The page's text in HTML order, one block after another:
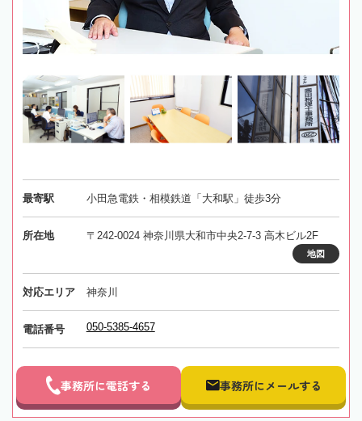
最寄駅 小田急電鉄・相模鉄道「大和駅」徒歩3分
所在地 〒242-0024 神奈川県大和市中央2-7-3 高木ビル2F
地図
対応エリア 神奈川
電話番号 050-5385-4657
事務所に電話する 事務所にメールする